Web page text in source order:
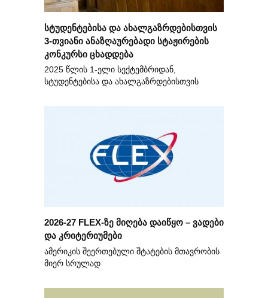
სტუდენტებისა და ახალგაზრდებისთვის
3-თვიანი ანაზღაურებადი სტაჟირების
კონკურსი ცხადდება
2025 წლის 1-ელი სექტემბრიდან,
სტუდენტებისა და ახალგაზრდებისთვის
2026-27 FLEX-ზე მიღება დაიწყო – ვადები
და კრიტერიუმები
ამერიკის შეერთებული შტატების მთავრობის
მიერ სრულად